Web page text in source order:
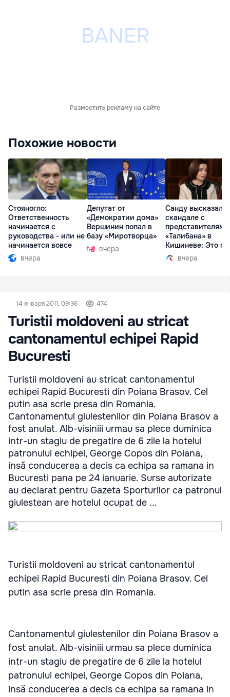
Разместить рекламу на сайте
Похожие новости
Стояногло:
Ответственность
начинается с
руководства - или не
начинается вовсе
вчера
Депутат от
«Демократии дома»
Вершинин попал в
базу «Миротворца»
вчера
Санду
скандале с
представителями
«Талибана» в
Кишиневе: Это
вчера
14 января 2011, 09:36 474
Turistii moldoveni au stricat
cantonamentul echipei Rapid
Bucuresti
Turistii moldoveni au stricat cantonamentul
echipei Rapid Bucuresti din Poiana Brasov. Cel
putin asa scrie presa din Romania.
Cantonamentul giulestenilor din Poiana Brasov a
fost anulat. Alb-visiniii urmau sa plece duminica
intr-un stagiu de pregatire de 6 zile la hotelul
patronului echipei, George Copos din Poiana,
insă conducerea a decis ca echipa sa ramana in
Bucuresti pana pe 24 ianuarie. Surse autorizate
au declarat pentru Gazeta Sporturilor ca patronul
giulestean are hotelul ocupat de ...
Turistii moldoveni au stricat cantonamentul
echipei Rapid Bucuresti din Poiana Brasov. Cel
putin asa scrie presa din Romania.
Cantonamentul giulestenilor din Poiana Brasov a
fost anulat. Alb-visiniii urmau sa plece duminica
intr-un stagiu de pregatire de 6 zile la hotelul
patronului echipei, George Copos din Poiana,
insă conducerea a decis ca echipa sa ramana in